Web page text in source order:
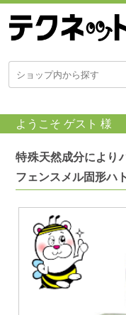
ようこそ ゲスト 様
特殊天然成分により
フェンスメル固形ハ